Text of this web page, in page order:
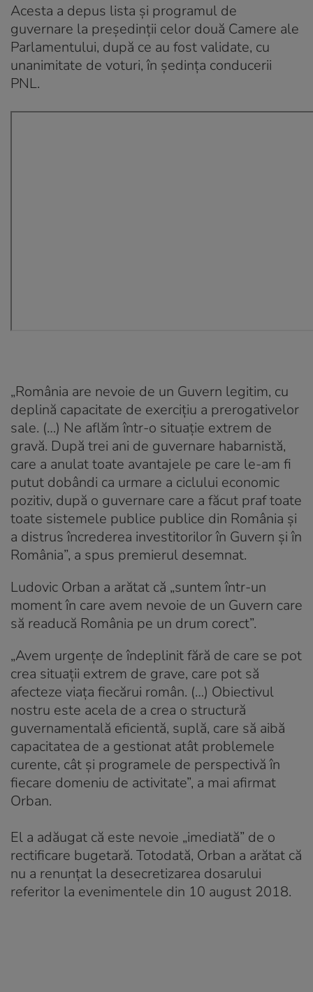
Acesta a depus lista şi programul de
guvernare la preşedinţii celor două Camere ale
Parlamentului, după ce au fost validate, cu
unanimitate de voturi, în şedinţa conducerii
PNL.
„România are nevoie de un Guvern legitim, cu
deplină capacitate de exerciţiu a prerogativelor
sale. (…) Ne aflăm într-o situaţie extrem de
gravă. După trei ani de guvernare habarnistă,
care a anulat toate avantajele pe care le-am fi
putut dobândi ca urmare a ciclului economic
pozitiv, după o guvernare care a făcut praf toate
toate sistemele publice publice din România şi
a distrus încrederea investitorilor în Guvern şi în
România”, a spus premierul desemnat.
Ludovic Orban a arătat că „suntem într-un
moment în care avem nevoie de un Guvern care
să readucă România pe un drum corect”.
„Avem urgenţe de îndeplinit fără de care se pot
crea situaţii extrem de grave, care pot să
afecteze viaţa fiecărui român. (…) Obiectivul
nostru este acela de a crea o structură
guvernamentală eficientă, suplă, care să aibă
capacitatea de a gestionat atât problemele
curente, cât şi programele de perspectivă în
fiecare domeniu de activitate”, a mai afirmat
Orban.
El a adăugat că este nevoie „imediată” de o
rectificare bugetară. Totodată, Orban a arătat că
nu a renunţat la desecretizarea dosarului
referitor la evenimentele din 10 august 2018.